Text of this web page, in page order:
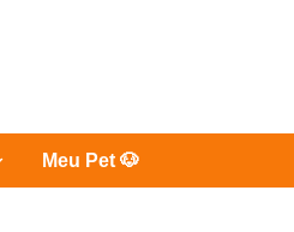
ShowMeu Pet 🐶